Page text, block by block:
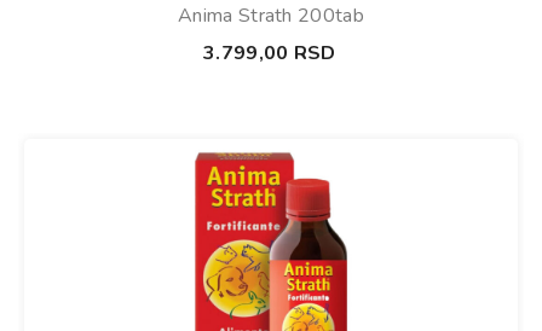
Anima Strath 200tab
3.799,00 RSD